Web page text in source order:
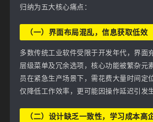
归纳为五大核心痛点：
（一）界面布局混乱，信息获取低效
多数传统工业软件受限于开发年代，界面
层级菜单及冗余选项，核心功能被繁杂元
员在紧急生产场景下，需花费大量时间定
仅降低工作效率，更可能因操作延迟引发
（二）设计缺乏一致性，学习成本高